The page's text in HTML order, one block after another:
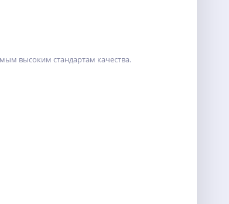
высоким стандартам качества.